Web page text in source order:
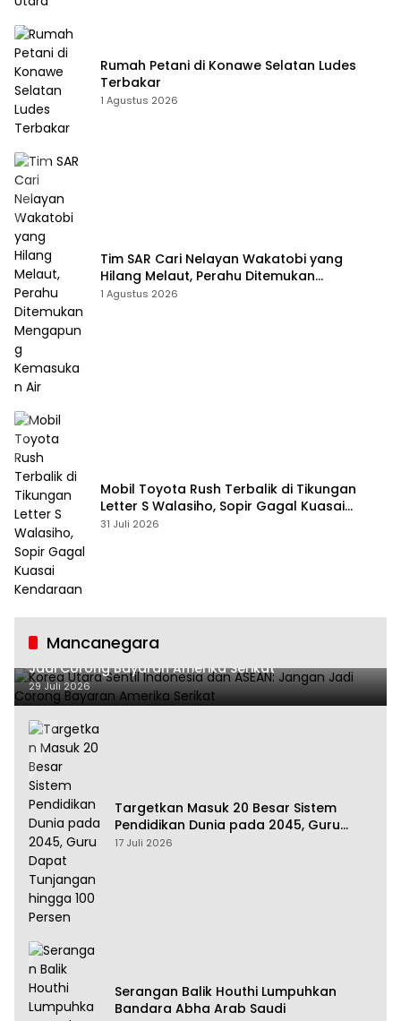
Rumah Petani di Konawe Selatan Ludes
Terbakar
1 Agustus 2026
Tim SAR Cari Nelayan Wakatobi yang
Hilang Melaut, Perahu Ditemukan
Mengapung Kemasukan Air
1 Agustus 2026
Mobil Toyota Rush Terbalik di Tikungan
Letter S Walasiho, Sopir Gagal Kuasai
Kendaraan
31 Juli 2026
Mancanegara
Korea Utara Sentil Indonesia dan ASEAN: Jangan
Jadi Corong Bayaran Amerika Serikat
29 Juli 2026
Targetkan Masuk 20 Besar Sistem
Pendidikan Dunia pada 2045, Guru
Dapat Tunjangan hingga 100 Persen
17 Juli 2026
Serangan Balik Houthi Lumpuhkan
Bandara Abha Arab Saudi